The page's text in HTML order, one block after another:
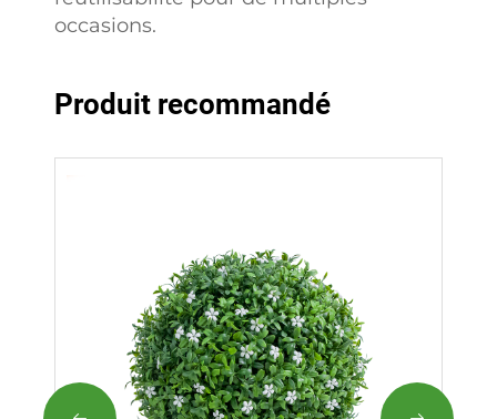
occasions.
Produit recommandé